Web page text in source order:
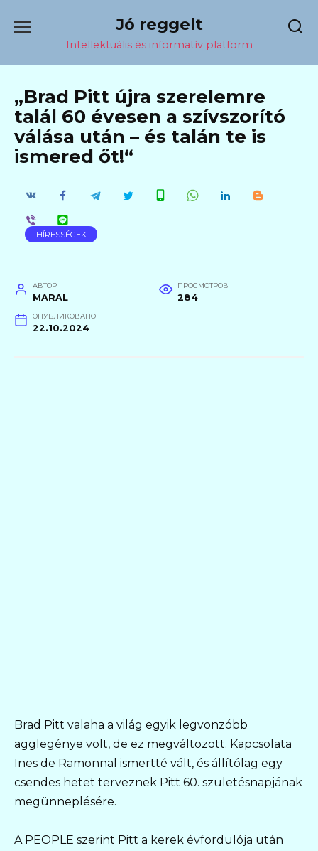
содержанию
Jó reggelt
Intellektuális és informatív platform
„Brad Pitt újra szerelemre
talál 60 évesen a szívszorító
válása után – és talán te is
ismered őt!“
HÍRESSÉGEK
АВТОР
MARAL
ПРОСМОТРОВ
284
ОПУБЛИКОВАНО
22.10.2024
Brad Pitt valaha a világ egyik legvonzóbb
agglegénye volt, de ez megváltozott. Kapcsolata
Ines de Ramonnal ismertté vált, és állítólag egy
csendes hetet terveznek Pitt 60. születésnapjának
megünneplésére.
A PEOPLE szerint Pitt a kerek évfordulója után